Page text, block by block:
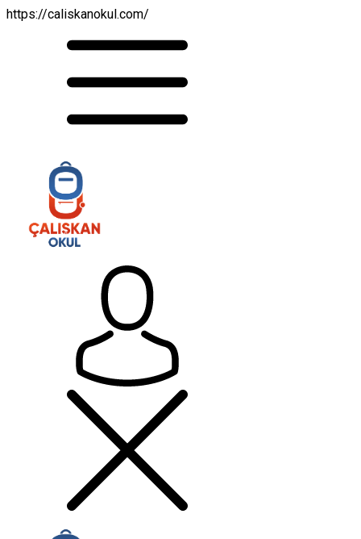
https://caliskanokul.com/